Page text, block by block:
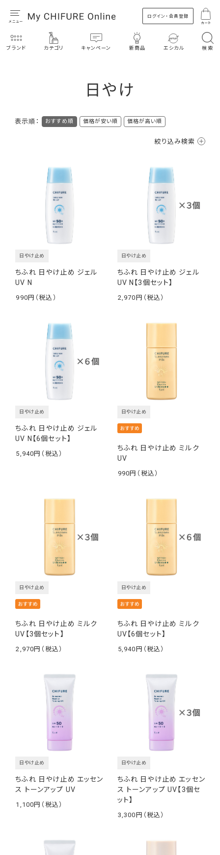
ログイン・会員登録
カート
ブランド カテゴリ キャンペーン 新商品 エシカル 検索
日やけ
表示順： おすすめ順 価格が安い順 価格が高い順
絞り込み検索
ちふれ 日やけ止め ジェル
UV N
日やけ止め
990
ちふれ 日やけ止め ジェル
UV N【3個セット】
日やけ止め
2,970
ちふれ 日やけ止め ジェル
UV N【6個セット】
日やけ止め
5,940
ちふれ 日やけ止め ミルク
UV
日やけ止め
990
ちふれ 日やけ止め ミルク
UV【3個セット】
日やけ止め
2,970
ちふれ 日やけ止め ミルク
UV【6個セット】
日やけ止め
5,940
ちふれ 日やけ止め エッセン
ス トーンアップ UV
日やけ止め
1,100
ちふれ 日やけ止め エッセン
ス トーンアップ UV【3個セ
ット】
日やけ止め
3,300